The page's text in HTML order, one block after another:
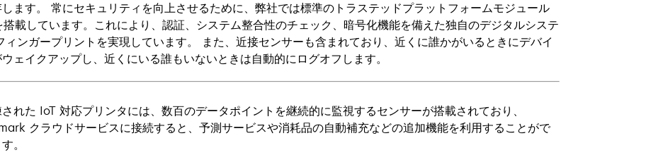
ます。 常にセキュリティを向上させるために、弊社では標準のトラステッドプラットフォームモジュール
載しています。これにより、認証、システム整合性のチェック、暗号化機能を備えた独自のデジタルシステ
ィンガープリントを実現しています。 また、近接センサーも含まれており、近くに誰かがいるときにデバイ
ェイクアップし、近くにいる誰もいないときは自動的にログオフします。
れた IoT 対応プリンタには、数百のデータポイントを継続的に監視するセンサーが搭載されており、
クラウドサービスに接続すると、予測サービスや消耗品の自動補充などの追加機能を利用することがで
。